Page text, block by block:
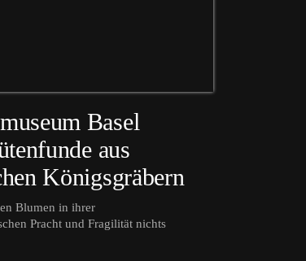
Basel
aus
Königsgräbern
Blumen in ihrer
Pracht und Fragilität nichts